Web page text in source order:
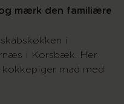
mærk den familiære
i
i Korsbæk. Her
mad med